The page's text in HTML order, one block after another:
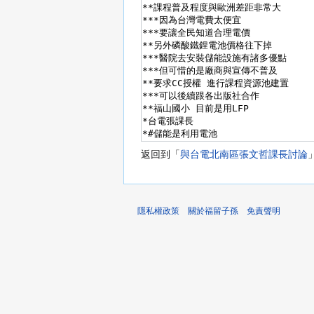
返回到「與台電北南區張文哲課長討論
隱私權政策 關於福留子孫 免責聲明